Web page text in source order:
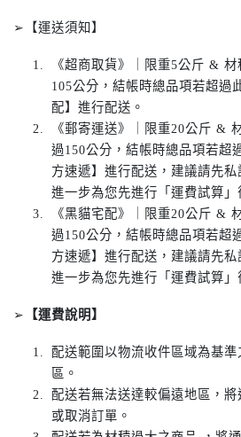
➢【運送須知】
《超商取貨》｜限重5公斤 &
105公分，結帳時總品項若超過
配】進行配送。
《郵寄運送》｜限重20公斤 &
過150公分，結帳時總品項若超
方速遞】進行配送，建議請先
進一步為您先進行「運費試算」
《黑貓宅配》｜限重20公斤 &
過150公分，結帳時總品項若超
方速遞】進行配送，建議請先
進一步為您先進行「運費試算」
➢ 【運費說明】
配送範圍以物流收件區域為基
區。
配送若無法送達較偏遠地區，
或取消訂單。